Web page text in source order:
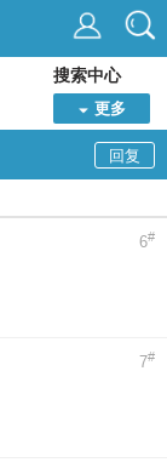
搜索中心
更多
回复
6#
7#